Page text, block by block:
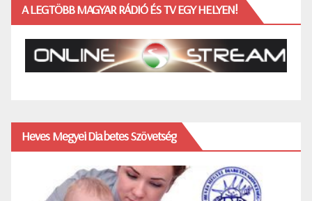
A LEGTÖBB MAGYAR RÁDIÓ ÉS TV EGY HELYEN!
Heves Megyei Diabetes Szövetség